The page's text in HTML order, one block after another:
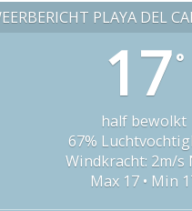
PLAYA DEL
17°
half bewolkt
67%
Windkracht: 2m/s
Max 17 • Min